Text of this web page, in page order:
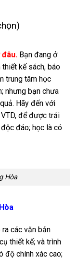
Bạn đang ở
thiết kế sách, báo
trung tâm học
nhưng bạn chưa
Hãy đến với
để được trải
đáo; học là có
Hòa
các văn bản
thiết kế; và trình
độ chính xác cao;